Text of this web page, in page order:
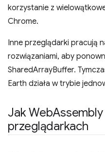
korzystanie z
Chrome.
Inne przeglądarki pracują
rozwiązaniami, aby
SharedArrayBuffer.
Earth działa w trybie
Jak Web
przeglądarkach